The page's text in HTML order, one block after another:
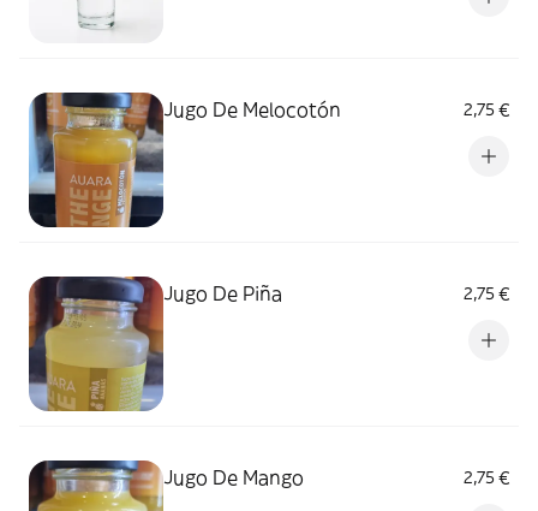
Jugo De Melocotón 2,75 €
Jugo De Piña 2,75 €
Jugo De Mango 2,75 €